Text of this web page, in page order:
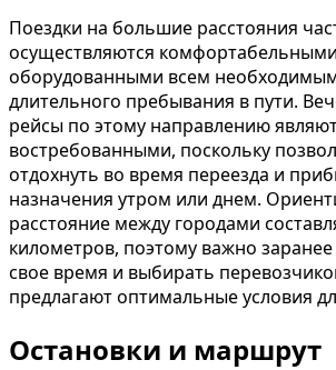
Поездки на большие расстояния
осуществляются
оборудованными всем
длительного пребывания в пути.
рейсы по этому направлению
востребованными, поскольку
отдохнуть во время переезда и
назначения утром или днем.
расстояние между городами
километров, поэтому важно
свое время и выбирать
предлагают оптимальные условия
Остановки и маршрут